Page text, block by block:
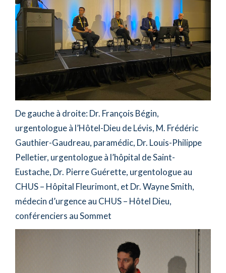
De gauche à droite: Dr. François Bégin,
urgentologue à l’Hôtel-Dieu de Lévis, M. Frédéric
Gauthier-Gaudreau, paramédic, Dr. Louis-Philippe
Pelletier, urgentologue à l’hôpital de Saint-
Eustache, Dr. Pierre Guérette, urgentologue au
CHUS – Hôpital Fleurimont, et Dr. Wayne Smith,
médecin d’urgence au CHUS – Hôtel Dieu,
conférenciers au Sommet